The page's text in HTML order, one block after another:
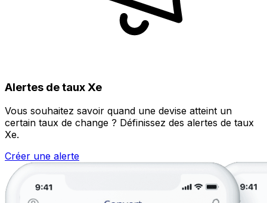
Alertes de taux Xe
Vous souhaitez savoir quand une devise atteint un
certain taux de change ? Définissez des alertes de taux
Xe.
Créer une alerte